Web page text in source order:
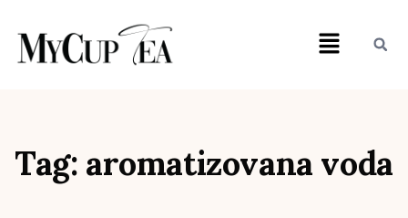
Tag: aromatizovana voda